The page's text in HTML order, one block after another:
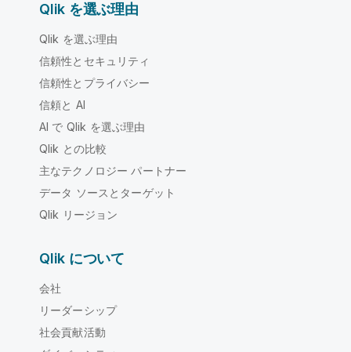
Qlik を選ぶ理由
Qlik を選ぶ理由
信頼性とセキュリティ
信頼性とプライバシー
信頼と AI
AI で Qlik を選ぶ理由
Qlik との比較
主なテクノロジー パートナー
データ ソースとターゲット
Qlik リージョン
Qlik について
会社
リーダーシップ
社会貢献活動